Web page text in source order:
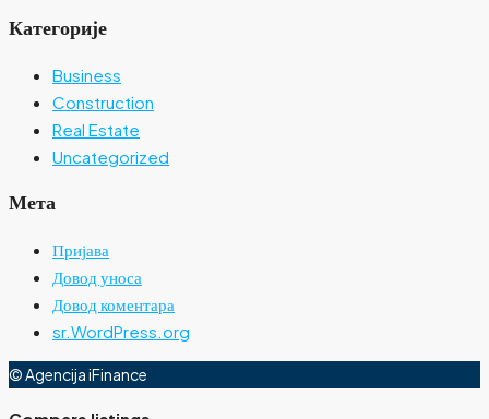
Категорије
Business
Construction
Real Estate
Uncategorized
Мета
Пријава
Довод уноса
Довод коментара
sr.WordPress.org
© Agencija iFinance